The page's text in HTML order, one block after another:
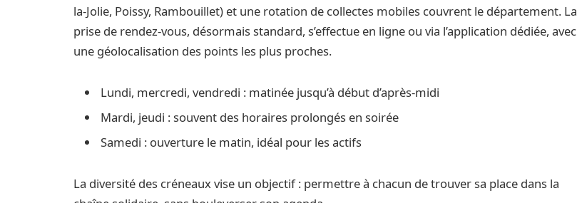
la-Jolie, Poissy, Rambouillet) et une rotation de collectes mobiles couvrent le département. La
prise de rendez-vous, désormais standard, s’effectue en ligne ou via l’application dédiée, avec
une géolocalisation des points les plus proches.
Lundi, mercredi, vendredi : matinée jusqu’à début d’après-midi
Mardi, jeudi : souvent des horaires prolongés en soirée
Samedi : ouverture le matin, idéal pour les actifs
La diversité des créneaux vise un objectif : permettre à chacun de trouver sa place dans la